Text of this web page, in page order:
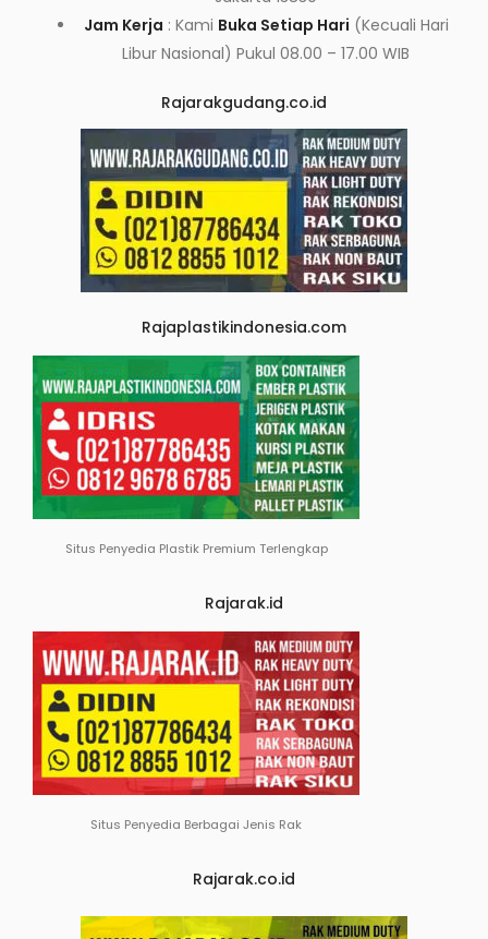
Jam Kerja : Kami Buka Setiap Hari (Kecuali Hari
Libur Nasional) Pukul 08.00 – 17.00 WIB
Rajarakgudang.co.id
Rajaplastikindonesia.com
Situs Penyedia Plastik Premium Terlengkap
Rajarak.id
Situs Penyedia Berbagai Jenis Rak
Rajarak.co.id